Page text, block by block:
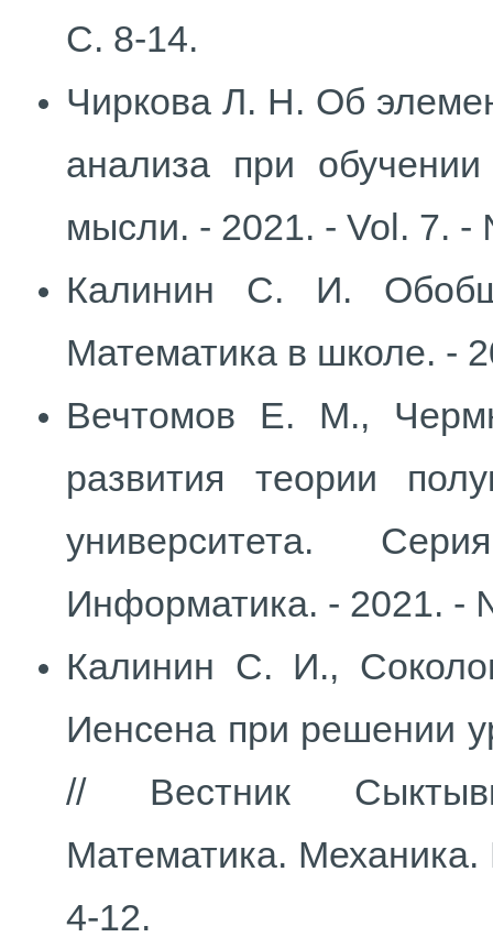
С. 8-14.
Чиркова Л. Н. Об
анализа при
мысли. - 2021. - Vol. 7.
Калинин С. И.
Математика в школе. -
Вечтомов Е. М.,
развития теории
университета.
Информатика. - 2021. -
Калинин С. И.,
Иенсена при решении
// Вестник
Математика.
4-12.